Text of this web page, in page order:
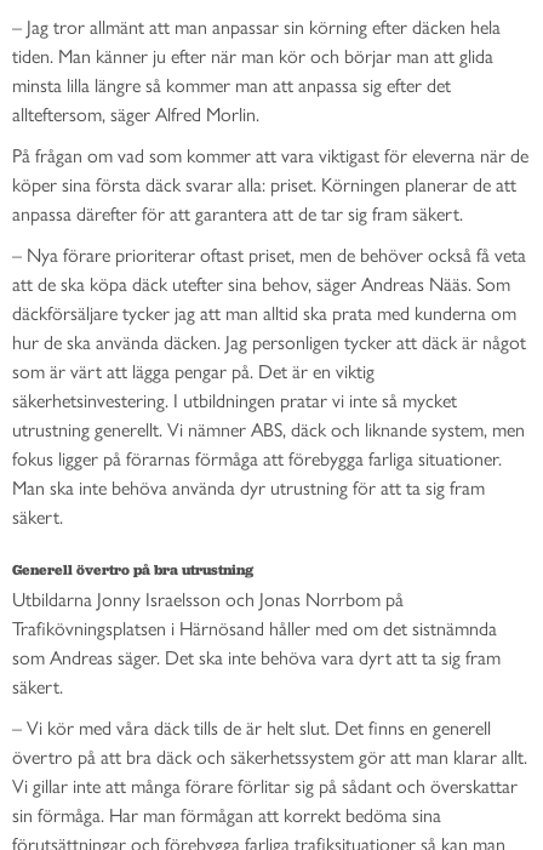
– Jag tror allmänt att man anpassar sin körning efter däcken hela
tiden. Man känner ju efter när man kör och börjar man att glida
minsta lilla längre så kommer man att anpassa sig efter det
allteftersom, säger Alfred Morlin.
På frågan om vad som kommer att vara viktigast för eleverna när de
köper sina första däck svarar alla: priset. Körningen planerar de att
anpassa därefter för att garantera att de tar sig fram säkert.
– Nya förare prioriterar oftast priset, men de behöver också få veta
att de ska köpa däck utefter sina behov, säger Andreas Nääs. Som
däckförsäljare tycker jag att man alltid ska prata med kunderna om
hur de ska använda däcken. Jag personligen tycker att däck är något
som är värt att lägga pengar på. Det är en viktig
säkerhetsinvestering. I utbildningen pratar vi inte så mycket
utrustning generellt. Vi nämner ABS, däck och liknande system, men
fokus ligger på förarnas förmåga att förebygga farliga situationer.
Man ska inte behöva använda dyr utrustning för att ta sig fram
säkert.
Generell övertro på bra utrustning
Utbildarna Jonny Israelsson och Jonas Norrbom på
Trafikövningsplatsen i Härnösand håller med om det sistnämnda
som Andreas säger. Det ska inte behöva vara dyrt att ta sig fram
säkert.
– Vi kör med våra däck tills de är helt slut. Det finns en generell
övertro på att bra däck och säkerhetssystem gör att man klarar allt.
Vi gillar inte att många förare förlitar sig på sådant och överskattar
sin förmåga. Har man förmågan att korrekt bedöma sina
förutsättningar och förebygga farliga trafiksituationer så kan man